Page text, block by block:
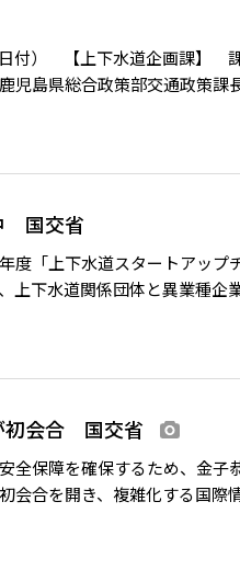
付） 【上下水道企画課】
島県総合政策部交通政策課
国交省
度「上下水道スタートアップ
下水道関係団体と異業種企
初会合 国交省
全保障を確保するため、金子
会合を開き、複雑化する国際